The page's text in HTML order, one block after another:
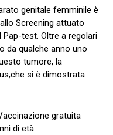
genitale femminile è
Screening attuato
Pap-test. Oltre a regolari
da qualche anno uno
tumore, la
si è dimostrata
gratuita
di età.